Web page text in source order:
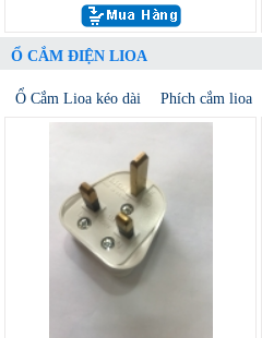
Ổ CẮM ĐIỆN LIOA
Ổ Cắm Lioa kéo dài Phích cắm lioa